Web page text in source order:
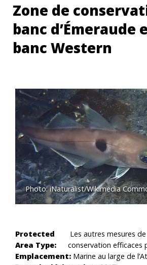
Map
Zone de
banc d’Émeraude
banc Western
Photo: iNaturalist/Wikimedia
Protected
Area Type:
Les autres mesures de
conservation efficaces
Emplacement: Marine au large de